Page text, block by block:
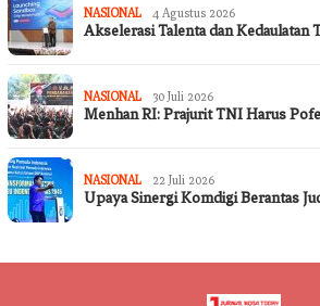
NASIONAL 4 Agustus 2026
Akselerasi Talenta dan Kedaulatan
NASIONAL 30 Juli 2026
Menhan RI: Prajurit TNI Harus
NASIONAL 22 Juli 2026
Upaya Sinergi Komdigi Berantas